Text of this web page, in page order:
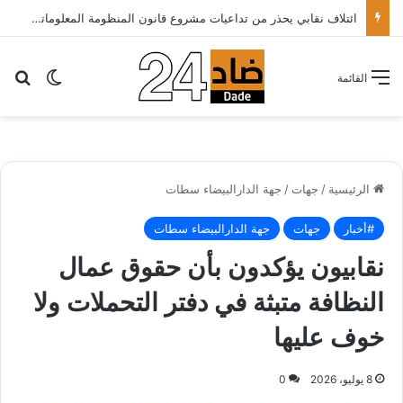
ائتلاف نقابي يحذر من تداعيات مشروع قانون المنظومة المعلوماتية الصحية ويدعو الحكومة إلى إعادة النظر فيه..
الوضع القائمة
الرئيسية / جهات / جهة الدارالبيضاء سطات
#أخبار جهات جهة الدارالبيضاء سطات
نقابيون يؤكدون بأن حقوق عمال
النظافة متبثة في دفتر التحملات ولا
خوف عليها
8 يوليو، 2026 0